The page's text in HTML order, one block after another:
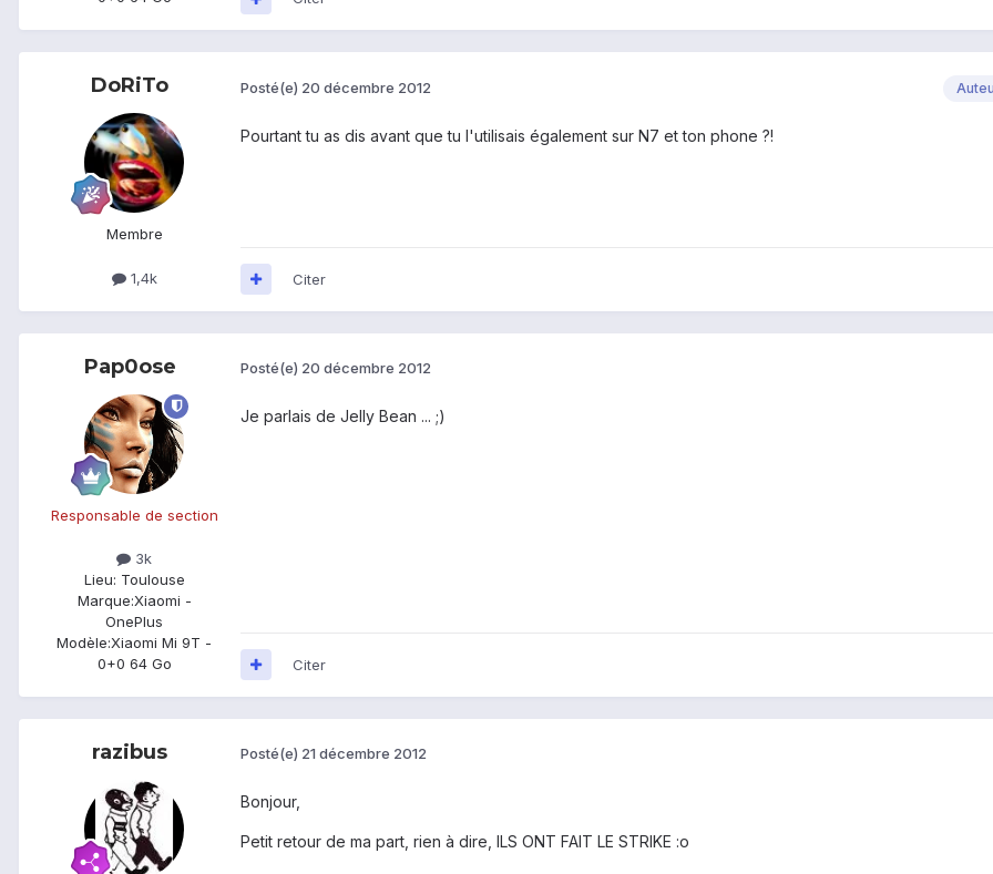
DoRiTo
Membre
1,4k
Posté(e) 20 décembre 2012
Pourtant tu as dis avant que tu l'utilisais également sur N7 et ton phone ?!
Citer
Pap0ose
Responsable de section
3k
Lieu: Toulouse
Marque:Xiaomi -
OnePlus
Modèle:Xiaomi Mi 9T -
0+0 64 Go
Posté(e) 20 décembre 2012
Je parlais de Jelly Bean ... ;)
Citer
razibus Posté(e) 21 décembre 2012
Bonjour,
Petit retour de ma part, rien à dire, ILS ONT FAIT LE STRIKE :o